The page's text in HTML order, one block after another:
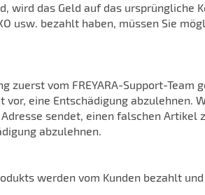
wird das Geld auf das ursprüngliche
usw. bezahlt haben, müssen Sie
zuerst vom FREYARA-Support-
vor, eine Entschädigung abzulehnen.
sendet, einen falschen
abzulehnen.
werden vom Kunden bezahlt